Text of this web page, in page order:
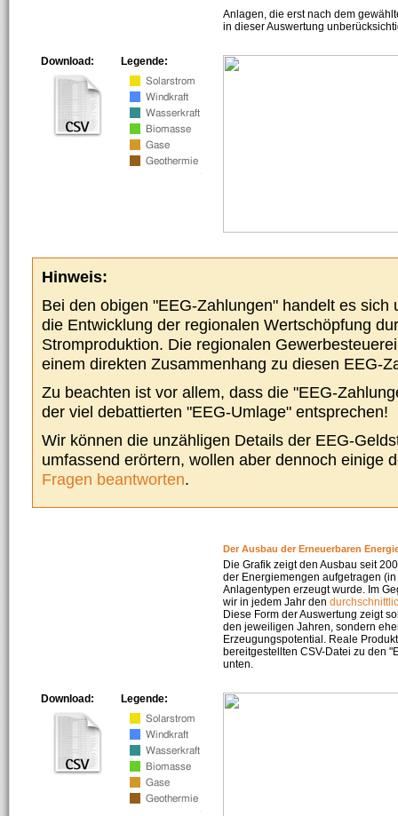
Anlagen, die erst nach dem
in dieser Auswertung
Legende:
Download:
Hinweis:
Bei den obigen "EEG-Zahlungen" handelt es sich
die Entwicklung der regionalen Wertschöpfung
Stromproduktion. Die regionalen
einem direkten Zusammenhang zu diesen EEG-
Zu beachten ist vor allem, dass die "EEG-
der viel debattierten "EEG-Umlage" entsprechen!
Wir können die unzähligen Details der EEG-
umfassend erörtern, wollen aber dennoch einige
Fragen beantworten.
Der Ausbau der Erneuerbaren
Die Grafik zeigt den Ausbau seit
der Energiemengen aufgetragen
Anlagentypen erzeugt wurde. Im
wir in jedem Jahr den
Diese Form der Auswertung zeigt
den jeweiligen Jahren, sondern
Erzeugungspotential. Reale
bereitgestellten CSV-Datei zu den
unten.
Legende:
Download: